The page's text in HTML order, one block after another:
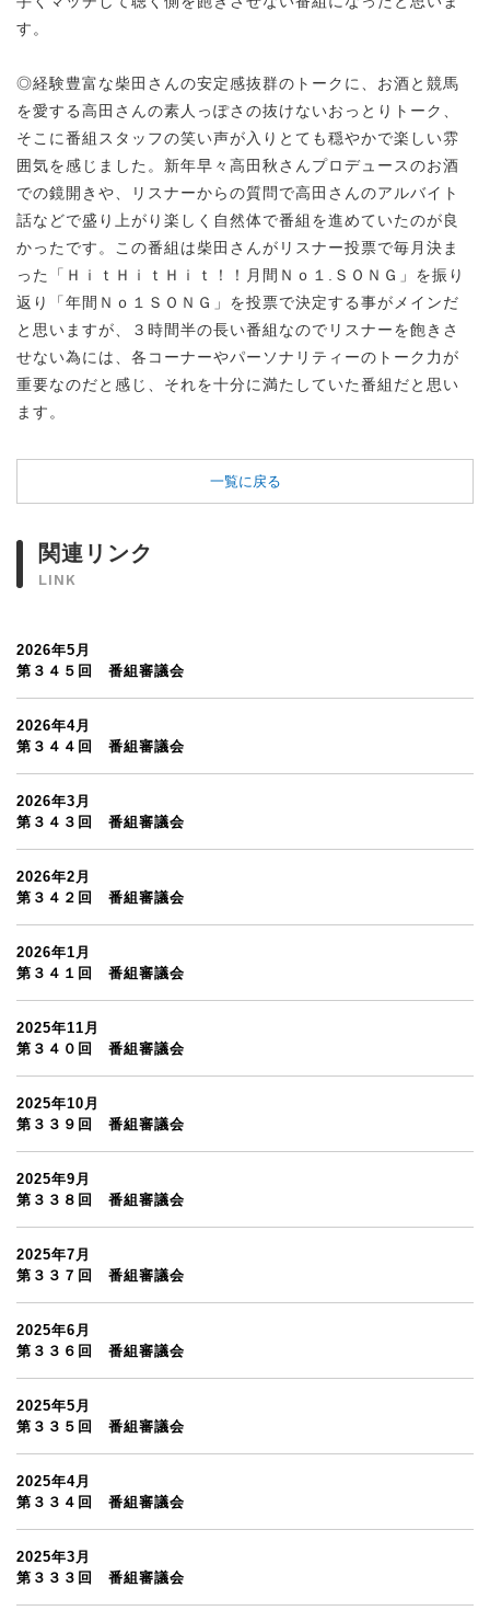
す。
◎経験豊富な柴田さんの安定感抜群のトークに、お酒と競馬
を愛する高田さんの素人っぽさの抜けないおっとりトーク、
そこに番組スタッフの笑い声が入りとても穏やかで楽しい雰
囲気を感じました。新年早々高田秋さんプロデュースのお酒
での鏡開きや、リスナーからの質問で高田さんのアルバイト
話などで盛り上がり楽しく自然体で番組を進めていたのが良
かったです。この番組は柴田さんがリスナー投票で毎月決ま
った「ＨｉｔＨｉｔＨｉｔ！！月間Ｎｏ１.ＳＯＮＧ」を振り
返り「年間Ｎｏ１ＳＯＮＧ」を投票で決定する事がメインだ
と思いますが、３時間半の長い番組なのでリスナーを飽きさ
せない為には、各コーナーやパーソナリティーのトーク力が
重要なのだと感じ、それを十分に満たしていた番組だと思い
ます。
一覧に戻る
関連リンク
LINK
2026年5月
第３４５回 番組審議会
2026年4月
第３４４回 番組審議会
2026年3月
第３４３回 番組審議会
2026年2月
第３４２回 番組審議会
2026年1月
第３４１回 番組審議会
2025年11月
第３４０回 番組審議会
2025年10月
第３３９回 番組審議会
2025年9月
第３３８回 番組審議会
2025年7月
第３３７回 番組審議会
2025年6月
第３３６回 番組審議会
2025年5月
第３３５回 番組審議会
2025年4月
第３３４回 番組審議会
2025年3月
第３３３回 番組審議会